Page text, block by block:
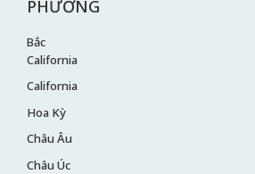
PHƯƠNG
Bắc
California
California
Hoa Kỳ
Châu Âu
Châu Úc